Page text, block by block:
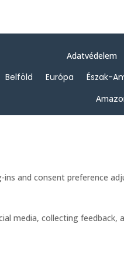
Adatvédelem
Belföld Európa Észak-
and consent preference
media, collecting feedback,